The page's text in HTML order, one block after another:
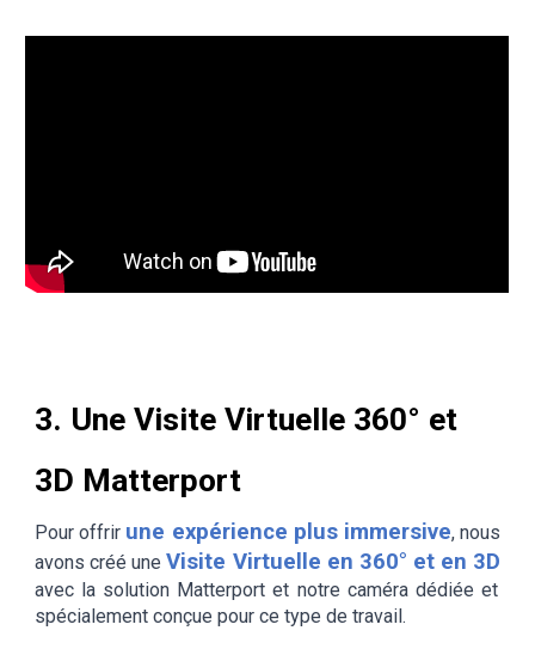
3. Une Visite Virtuelle 360° et
3D Matterport
Pour offrir une expérience plus immersive, nous
avons créé uneVisite Virtuelle en 360° et en 3D
avec la solution Matterport et notre caméra dédiée et
spécialement conçue pour ce type de travail.